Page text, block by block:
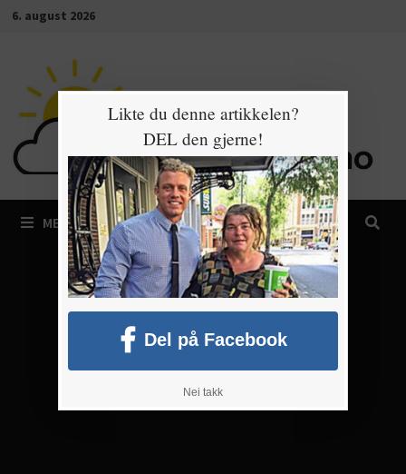
Gå6. august 2026
MENY
Likte du denne artikkelen?
DEL den gjerne!
Del på Facebook
Nei takk